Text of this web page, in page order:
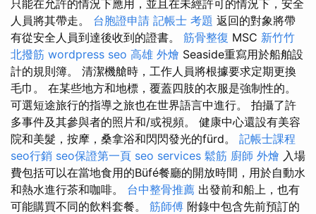
只能在允許的情況下應用，並且在未經許可的情況下，安全
人員將其帶走。 台胞證申請 記帳士 考題 返回的對象將帶
有從安全人員到達後收到的證書。 筋骨整復 MSC 新竹竹
北撥筋 wordpress seo 高雄 外燴 Seaside重寫用於船舶設
計的規則簿。 清潔機艙時，工作人員將根據要求定期更換
毛巾。 在某些地方和地標，覆蓋四肢的衣服是強制性的。
可選短途旅行的指導之旅也在世界語言中進行。 拍攝了許
多事件及其參與者的照片和/或視頻。 健康中心還設有美容
院和美髮，按摩，桑拿浴和閃閃發光的fürd。 記帳士課程
seo行銷 seo保證第一頁 seo services 鬆筋 廚師 外燴 入場
費包括可以在當地食用的Büfé餐廳的開放時間，用於自動水
和熱水進行茶和咖啡。 台中整骨推薦 出發前和船上，也有
可能購買不同的飲料套餐。 筋師傅 附錄中包含先前預訂的